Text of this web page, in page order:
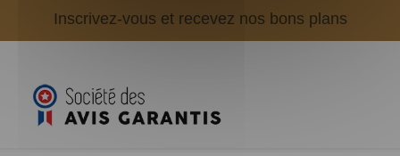
Inscrivez-vous et recevez nos bons plans